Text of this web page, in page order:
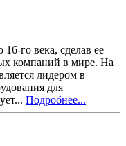
го века, сделав ее
компаний в мире. На
лидером в
для
Подробнее...